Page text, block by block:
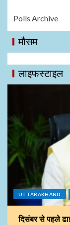
Polls Archive
मौसम
लाइफस्टाइल
UTTARAKHAND
दिसंबर से पहले